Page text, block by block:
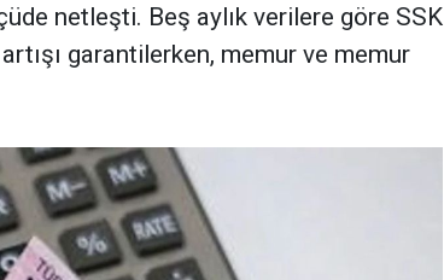
netleşti. Beş aylık verilere göre SSK
garantilerken, memur ve memur